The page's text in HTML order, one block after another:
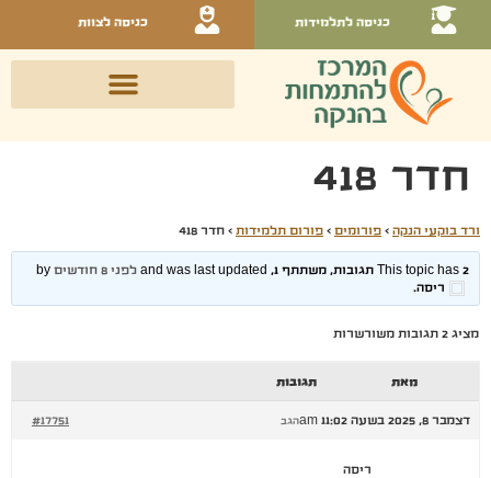
כניסה לתלמידות כניסה לצוות
חדר 418
ורד בוקעי הנקה › פורומים › פורום תלמידות › חדר 418
This topic has 2 תגובות, משתתף 1, and was last updated לפני 8 חודשים
by
ריסה.
מציג 2 תגובות משורשרות
מאת תגובות
דצמבר 8, 2025 בשעה 11:02 am #17751 הגב
ריסה